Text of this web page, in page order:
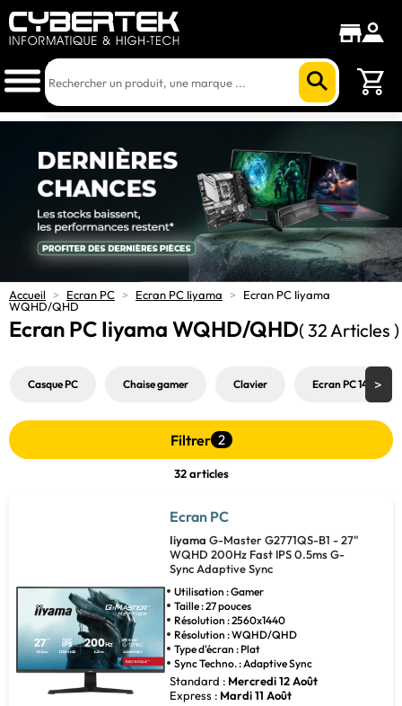
Accueil > Ecran PC > Ecran PC Iiyama >
Ecran PC Iiyama
WQHD/QHD
Ecran PC Iiyama WQHD/QHD( 32 Articles )
Casque PC Chaise gamer Clavier Ecran PC 144Hz
Filtrer 2
32 articles
Ecran PC
Iiyama G-Master G2771QS-B1 - 27"
WQHD 200Hz Fast IPS 0.5ms G-
Sync Adaptive Sync
Utilisation : Gamer
Taille : 27 pouces
Résolution : 2560x1440
Résolution : WQHD/QHD
Type d'écran : Plat
Sync Techno. : Adaptive Sync
Standard : Mercredi 12 Août
Express : Mardi 11 Août